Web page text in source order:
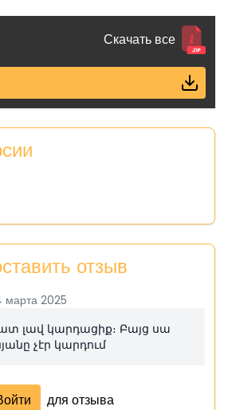
Скачать все
отзыв
марта 2025
լավ կարդացիք։ Բայց սա
չէր կարդում
для отзыва